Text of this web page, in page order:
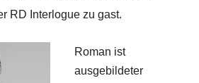
RD Interlogue zu gast.
Roman ist
ausgebildeter